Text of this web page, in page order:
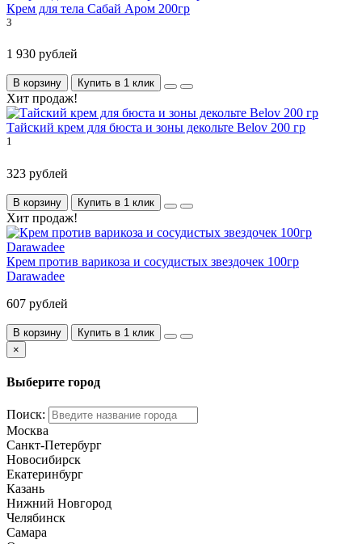
Крем для тела Сабай Аром 200гр
3
1 930 рублей
В корзину Купить в 1 клик
Хит продаж!
Тайский крем для бюста и зоны декольте Belov 200 гр
1
323 рублей
В корзину Купить в 1 клик
Хит продаж!
Крем против варикоза и сосудистых звездочек 100гр
Darawadee
607 рублей
В корзину
Купить в 1 клик
×
Выберите город
Поиск:
Москва
Санкт-Петербург
Новосибирск
Екатеринбург
Казань
Нижний Новгород
Челябинск
Самара